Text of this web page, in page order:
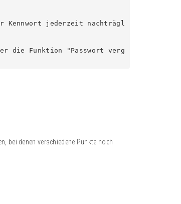
Kennwort jederzeit nachträgl
die Funktion "Passwort verg
bei denen verschiedene Punkte noch